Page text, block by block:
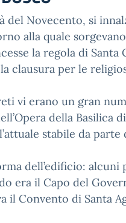
Novecento, si
alla quale
la regola di
clausura per le
vi erano un gran
della Basilica
stabile da
dell’edificio: alcuni
era il Capo del
il Convento di Santa